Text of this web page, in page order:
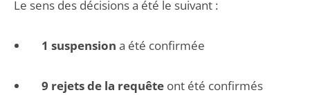
Le sens des décisions a été le suivant :
1 suspension a été confirmée
9 rejets de la requête ont été confirmés